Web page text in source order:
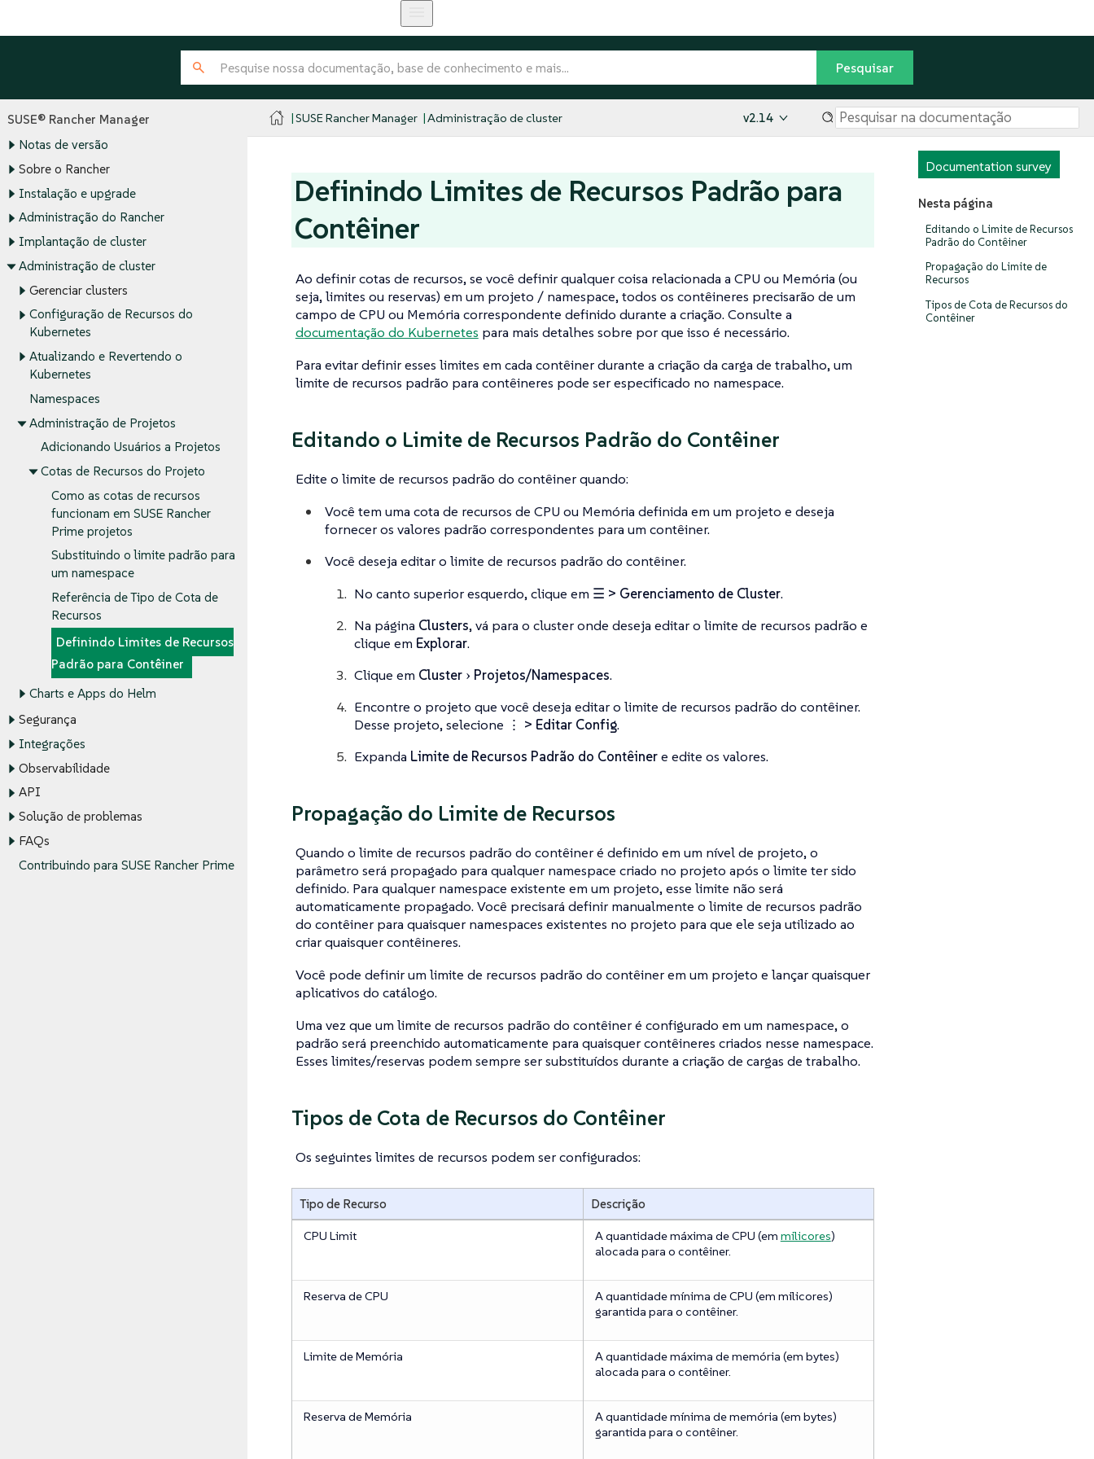
SUSE® Rancher Manager
Notas de versão
Sobre o Rancher
Instalação e upgrade
Administração do Rancher
Implantação de cluster
Administração de cluster
Gerenciar clusters
Configuração de Recursos do
Kubernetes
Atualizando e Revertendo o
Kubernetes
Namespaces
Administração de Projetos
Adicionando Usuários a Projetos
Cotas de Recursos do Projeto
Como as cotas de recursos
funcionam em SUSE Rancher
Prime projetos
Substituindo o limite padrão para
um namespace
Referência de Tipo de Cota de
Recursos
Definindo Limites de Recursos
Padrão para Contêiner
Charts e Apps do Helm
Segurança
Integrações
Observabilidade
API
Solução de problemas
FAQs
Contribuindo para SUSE Rancher Prime
SUSE Rancher Manager Administração de cluster v2.14
Documentation survey
Nesta página
Editando o Limite de Recursos
Padrão do Contêiner
Propagação do Limite de
Recursos
Tipos de Cota de Recursos do
Contêiner
Definindo Limites de Recursos Padrão para
Contêiner
Ao definir cotas de recursos, se você definir qualquer coisa relacionada a CPU ou Memória (ou
seja, limites ou reservas) em um projeto / namespace, todos os contêineres precisarão de um
campo de CPU ou Memória correspondente definido durante a criação. Consulte a
documentação do Kubernetes para mais detalhes sobre por que isso é necessário.
Para evitar definir esses limites em cada contêiner durante a criação da carga de trabalho, um
limite de recursos padrão para contêineres pode ser especificado no namespace.
Editando o Limite de Recursos Padrão do Contêiner
Edite o limite de recursos padrão do contêiner quando:
Você tem uma cota de recursos de CPU ou Memória definida em um projeto e deseja
fornecer os valores padrão correspondentes para um contêiner.
Você deseja editar o limite de recursos padrão do contêiner.
No canto superior esquerdo, clique em ☰ > Gerenciamento de Cluster.
Na página Clusters, vá para o cluster onde deseja editar o limite de recursos padrão e
clique em Explorar.
Clique em Cluster Projetos/Namespaces.
Encontre o projeto que você deseja editar o limite de recursos padrão do contêiner.
Desse projeto, selecione ⋮ > Editar Config.
Expanda Limite de Recursos Padrão do Contêinere edite os valores.
Propagação do Limite de Recursos
Quando o limite de recursos padrão do contêiner é definido em um nível de projeto, o
parâmetro será propagado para qualquer namespace criado no projeto após o limite ter sido
definido. Para qualquer namespace existente em um projeto, esse limite não será
automaticamente propagado. Você precisará definir manualmente o limite de recursos padrão
do contêiner para quaisquer namespaces existentes no projeto para que ele seja utilizado ao
criar quaisquer contêineres.
Você pode definir um limite de recursos padrão do contêiner em um projeto e lançar quaisquer
aplicativos do catálogo.
Uma vez que um limite de recursos padrão do contêiner é configurado em um namespace, o
padrão será preenchido automaticamente para quaisquer contêineres criados nesse namespace.
Esses limites/reservas podem sempre ser substituídos durante a criação de cargas de trabalho.
Tipos de Cota de Recursos do Contêiner
Os seguintes limites de recursos podem ser configurados:
Tipo de Recurso Descrição
CPU Limit A quantidade máxima de CPU (em milicores)
alocada para o contêiner.
Reserva de CPU
A quantidade mínima de CPU (em milicores)
garantida para o contêiner.
Limite de Memória
A quantidade máxima de memória (em bytes)
alocada para o contêiner.
Reserva de Memória
A quantidade mínima de memória (em bytes)
garantida para o contêiner.